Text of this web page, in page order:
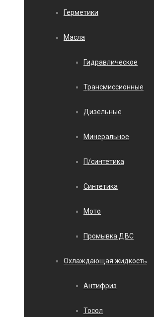
Герметики
Масла
Гидравлическое
Трансмиссионные
Дизельные
Минеральное
П/синтетика
Синтетика
Мото
Промывка ДВС
Охлаждающая жидкость
Антифриз
Тосол